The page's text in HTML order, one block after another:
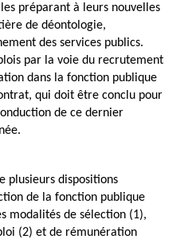
préparant à leurs nouvelles
de déontologie,
des services publics.
par la voie du recrutement
dans la fonction publique
qui doit être conclu pour
de ce dernier
plusieurs dispositions
de la fonction publique
modalités de sélection (1),
(2) et de rémunération